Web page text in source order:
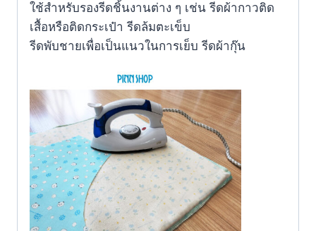
ใช้สำหรับรองรีดชิ้นงานต่าง ๆ เช่น รีดผ้ากาวติด
เสื้อหรือติดกระเป๋า รีดล้มตะเข็บ
รีดพับชายเพื่อเป็นแนวในการเย็บ รีดผ้ากุ๊น